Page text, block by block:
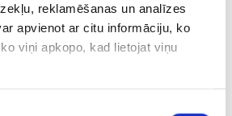
reklamēšanas un analīzes
apvienot ar citu informāciju, ko
viņi apkopo, kad lietojat viņu